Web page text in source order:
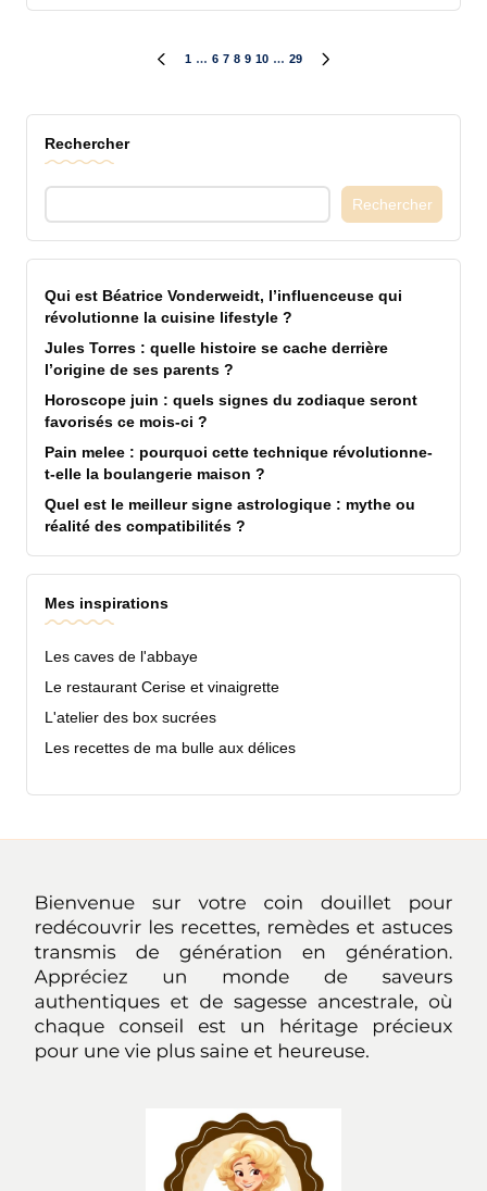
Pagination
des
publications
PREVIOUS
1 … 6 7 8 9 10 … 29
Rechercher
Rechercher
Qui est Béatrice Vonderweidt, l’influenceuse qui
révolutionne la cuisine lifestyle ?
Jules Torres : quelle histoire se cache derrière
l’origine de ses parents ?
Horoscope juin : quels signes du zodiaque seront
favorisés ce mois-ci ?
Pain melee : pourquoi cette technique révolutionne-
t-elle la boulangerie maison ?
Quel est le meilleur signe astrologique : mythe ou
réalité des compatibilités ?
Mes inspirations
Les caves de l'abbaye
Le restaurant Cerise et vinaigrette
L'atelier des box sucrées
Les recettes de ma bulle aux délices